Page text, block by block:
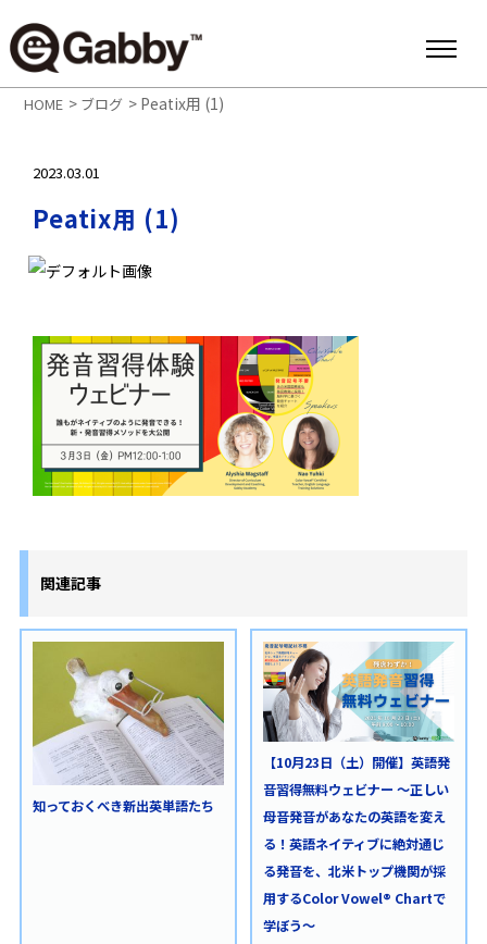
HOME > ブログ > Peatix用 (1)
2023.03.01
Peatix用 (1)
関連記事
知っておくべき新出英単語たち
【10月23日（土）開催】英語発
音習得無料ウェビナー ～正しい
母音発音があなたの英語を変え
る！英語ネイティブに絶対通じ
る発音を、北米トップ機関が採
用するColor Vowel® Chartで
学ぼう～